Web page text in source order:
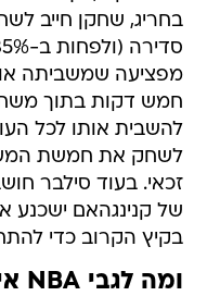
מפציעה שמשביתה
להשבית אותו לכל
לשחק את חמשת
זכאי. בעוד סילבר
של קנינגהאם ישכנע
בקיץ הקרוב כדי
ומה לגבי NBA אירופה?